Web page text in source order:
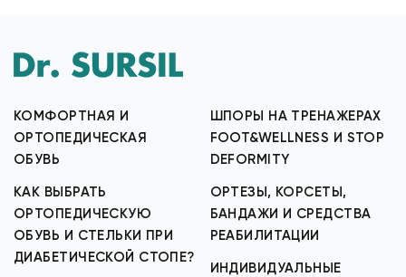
КОМФОРТНАЯ И
ОРТОПЕДИЧЕСКАЯ
ОБУВЬ
КАК ВЫБРАТЬ
ОРТОПЕДИЧЕСКУЮ
ОБУВЬ И СТЕЛЬКИ ПРИ
ДИАБЕТИЧЕСКОЙ СТОПЕ?
ШПОРЫ НА ТРЕНАЖЕРАХ
FOOT&WELLNESS И STOP
DEFORMITY
ОРТЕЗЫ, КОРСЕТЫ,
БАНДАЖИ И СРЕДСТВА
РЕАБИЛИТАЦИИ
ИНДИВИДУАЛЬНЫЕ